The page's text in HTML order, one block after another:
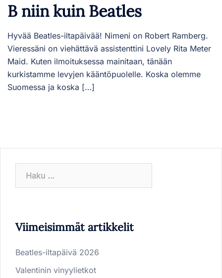
B niin kuin Beatles
Hyvää Beatles-iltapäivää! Nimeni on Robert Ramberg.
Vieressäni on viehättävä assistenttini Lovely Rita Meter
Maid. Kuten ilmoituksessa mainitaan, tänään
kurkistamme levyjen kääntöpuolelle. Koska olemme
Suomessa ja koska […]
Viimeisimmät artikkelit
Beatles-iltapäivä 2026
Valentinin vinyylietkot